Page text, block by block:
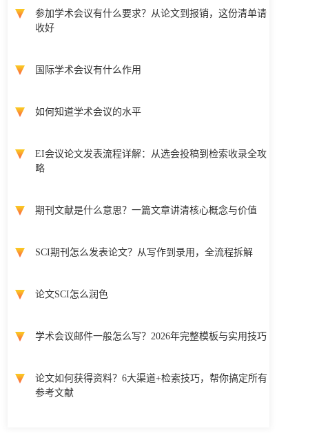
参加学术会议有什么要求？从论文到报销，这份清单请
收好
国际学术会议有什么作用
如何知道学术会议的水平
EI会议论文发表流程详解：从选会投稿到检索收录全攻
略
期刊文献是什么意思？一篇文章讲清核心概念与价值
SCI期刊怎么发表论文？从写作到录用，全流程拆解
论文SCI怎么润色
学术会议邮件一般怎么写？2026年完整模板与实用技巧
论文如何获得资料？6大渠道+检索技巧，帮你搞定所有
参考文献